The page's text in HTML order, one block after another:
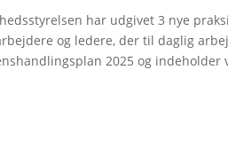
har udgivet 3 nye
og ledere, der til daglig
2025 og indeholder